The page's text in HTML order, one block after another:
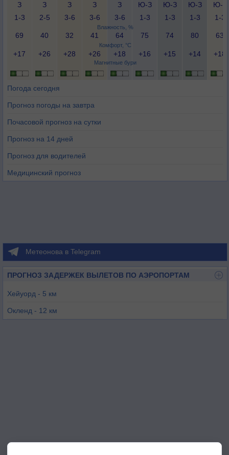
Влажность, %
Комфорт, °C
Магнитные бури
З
1-3
З
2-5
З
3-6
З
3-6
З
3-6
Ю-З
1-3
Ю-З
1-3
Ю-З
1-3
Ю-З
1-3
69 40 32 41 64 75 74 80 63
+17 +26 +28 +26 +18 +16 +15 +14 +18
Погода сегодня
Прогноз погоды на завтра
Почасовой прогноз на сутки
Прогноз на 14 дней
Прогноз для водителей
Медицинский прогноз
Метеонова в Telegram
ПРОГНОЗ ЗАДЕРЖЕК ВЫЛЕТОВ ПО АЭРОПОРТАМ
Хейуорд - 5 км
Оклeнд - 12 км